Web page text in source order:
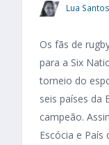
Lua Santos
Os fãs de
para a Six
torneio do
seis países da
campeão.
Escócia e